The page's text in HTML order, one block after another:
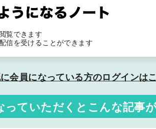
覧できます
信を受けることができます
会員になっている方のログインは
っていただくと こんな記事